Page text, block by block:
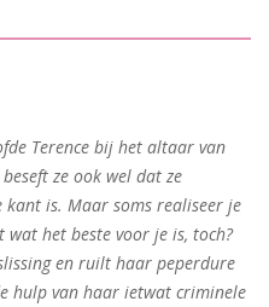
Terence bij het altaar van
ze ook wel dat ze
is. Maar soms realiseer je
het beste voor je is, toch?
en ruilt haar peperdure
hulp van haar ietwat criminele